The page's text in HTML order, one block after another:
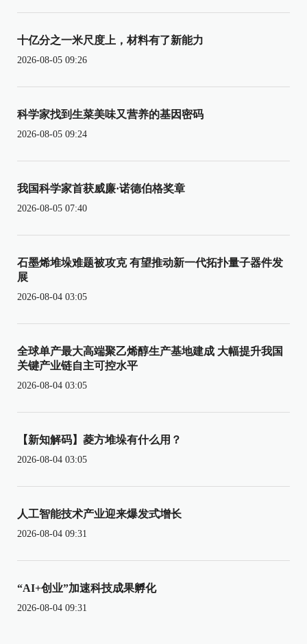
十亿分之一米尺度上，材料有了新能力
2026-08-05 09:26
科学家找到生菜美味又营养的基因密码
2026-08-05 09:24
我国科学家首获威廉·诺德伯格奖章
2026-08-05 07:40
石墨烯堆垛难题被攻克 有望推动新一代拓扑量子器件发
展
2026-08-04 03:05
全球单产最大高端聚乙烯醇生产基地建成 大幅提升我国
关键产业链自主可控水平
2026-08-04 03:05
【新知解码】菱方堆垛有什么用？
2026-08-04 03:05
人工智能技术产业迎来爆发式增长
2026-08-04 09:31
“AI+创业”加速科技成果孵化
2026-08-04 09:31